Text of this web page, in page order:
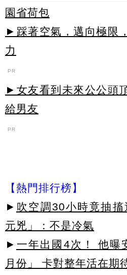
園省荷包
►踩著空氣，邁向極限
力
PR
►女友看到未來公公頭
給男友
PR
【熱門排行榜】
► 吹空調30小時竟抽
元兇」：不是冷氣
► 一年出國4次！ 他曝
月份」 卡對整年活在期